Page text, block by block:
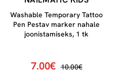
Washable Temporary Tattoo
Pen Pestav marker nahale
joonistamiseks, 1 tk
7.00€ 10.00€